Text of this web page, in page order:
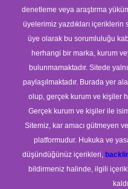
denetleme veya araştırma
üyelerimiz yazdıkları içeriklerin
üye olarak bu sorumluluğu
herhangi bir marka, kurum
bulunmamaktadır. Sitede
paylaşılmaktadır. Burada yer
olup, gerçek kurum ve kişiler
Gerçek kurum ve kişiler ile
Sitemiz, kar amacı gütmeyen
platformudur. Hukuka ve
düşündüğünüz içerikleri,
bildirmeniz halinde, ilgili